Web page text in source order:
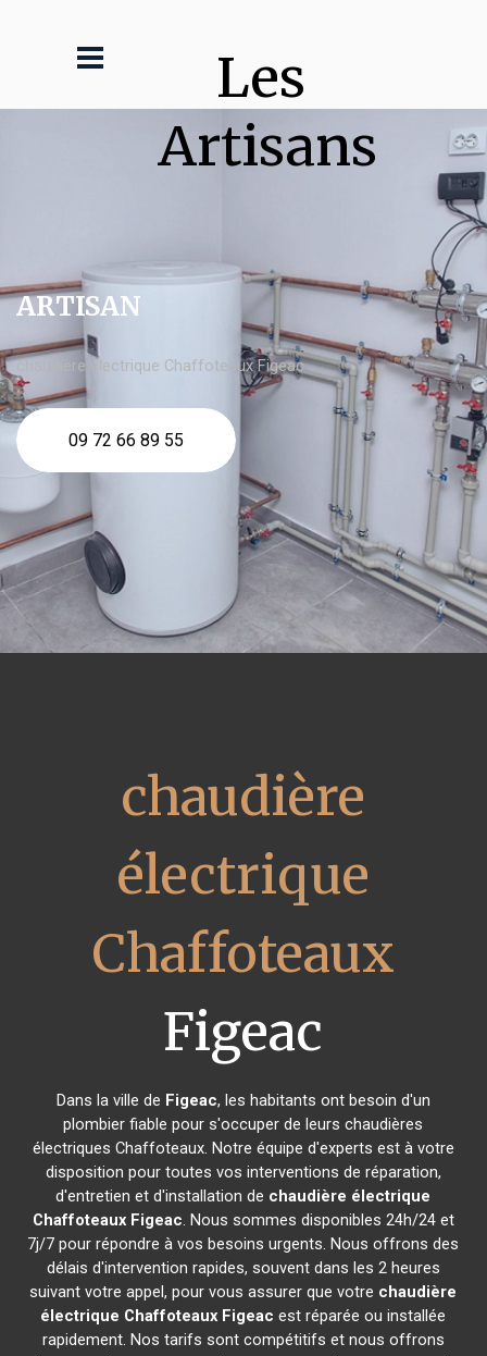
Les
Artisans
ARTISAN
chaudière électrique Chaffoteaux Figeac
09 72 66 89 55
chaudière
électrique
Chaffoteaux
Figeac
Dans la ville de Figeac, les habitants ont besoin d'un
plombier fiable pour s'occuper de leurs chaudières
électriques Chaffoteaux. Notre équipe d'experts est à votre
disposition pour toutes vos interventions de réparation,
d'entretien et d'installation de chaudière électrique
Chaffoteaux Figeac. Nous sommes disponibles 24h/24 et
7j/7 pour répondre à vos besoins urgents. Nous offrons des
délais d'intervention rapides, souvent dans les 2 heures
suivant votre appel, pour vous assurer que votre chaudière
électrique Chaffoteaux Figeac est réparée ou installée
rapidement. Nos tarifs sont compétitifs et nous offrons